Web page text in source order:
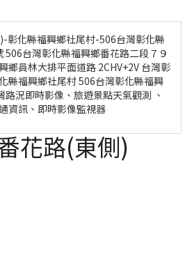
彰化縣福興鄉社尾村-506台灣彰化縣
506台灣彰化縣福興鄉番花路二段７９
鄉員林大排平面道路 2CHV+2V 台灣彰
縣福興鄉社尾村 506台灣彰化縣福興
路況即時影像、旅遊景點天氣觀測 、
資訊、即時影像監視器
花路(東側)